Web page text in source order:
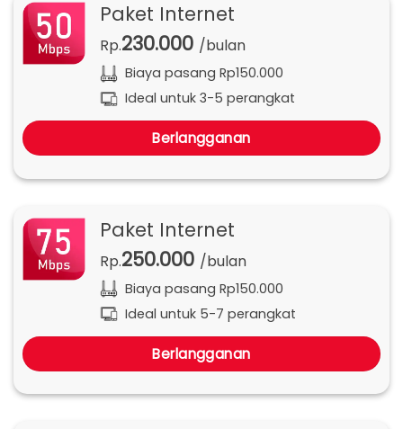
Paket Internet
Rp.230.000 /bulan
Biaya pasang Rp150.000
Ideal untuk 3-5 perangkat
Berlangganan
Paket Internet
Rp.250.000 /bulan
Biaya pasang Rp150.000
Ideal untuk 5-7 perangkat
Berlangganan